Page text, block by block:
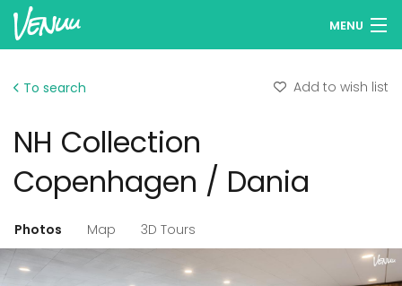
MENU
Log in
English
Add your venue
To search Add to wish list
NH Collection
Copenhagen / Dania
Photos Map 3D Tours